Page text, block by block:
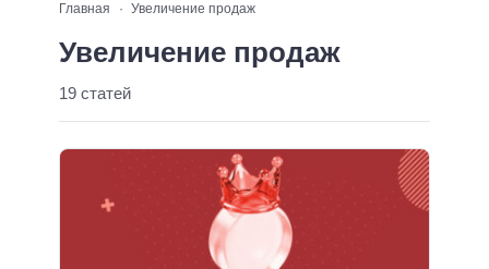
Главная Увеличение продаж
Увеличение продаж
19 статей